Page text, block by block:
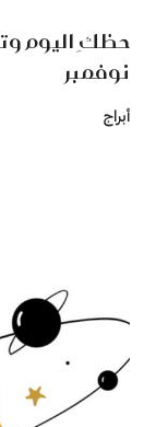
نوفمبر
أبراج